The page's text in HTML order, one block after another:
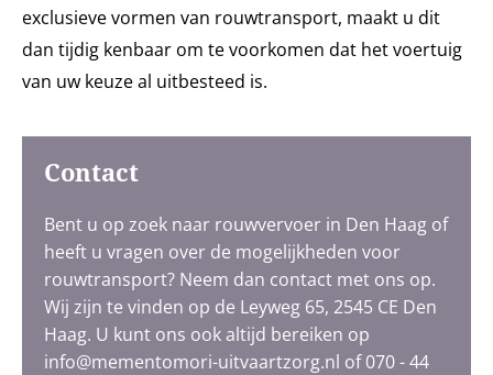
exclusieve vormen van rouwtransport, maakt u dit
dan tijdig kenbaar om te voorkomen dat het voertuig
van uw keuze al uitbesteed is.
Contact
Bent u op zoek naar rouwvervoer in Den Haag of
heeft u vragen over de mogelijkheden voor
rouwtransport? Neem dan contact met ons op.
Wij zijn te vinden op de Leyweg 65, 2545 CE Den
Haag. U kunt ons ook altijd bereiken op
info@mementomori-uitvaartzorg.nl of070 - 44